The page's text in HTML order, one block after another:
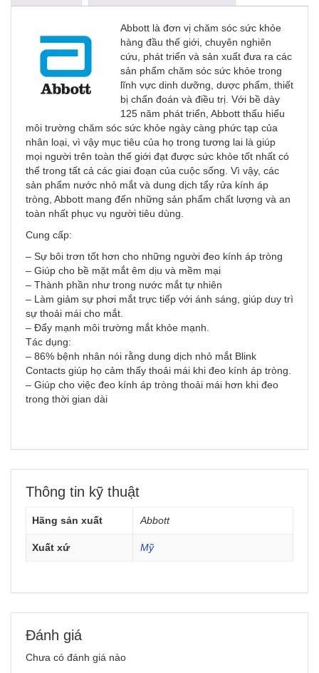
Abbott là đơn vị chăm sóc sức khỏe
hàng đầu thế giới, chuyên nghiên
cứu, phát triển và sản xuất đưa ra các
sản phẩm chăm sóc sức khỏe trong
lĩnh vực dinh dưỡng, dược phẩm, thiết
bị chẩn đoán và điều trị. Với bề dày
125 năm phát triển, Abbott thấu hiểu
môi trường chăm sóc sức khỏe ngày càng phức tạp của
nhân loại, vì vậy mục tiêu của họ trong tương lai là giúp
mọi người trên toàn thế giới đạt được sức khỏe tốt nhất có
thể trong tất cả các giai đoạn của cuộc sống. Vì vậy, các
sản phẩm nước nhỏ mắt và dung dịch tẩy rửa kính áp
tròng, Abbott mang đến những sản phẩm chất lượng và an
toàn nhất phục vụ người tiêu dùng.
Cung cấp:
– Sự bôi trơn tốt hơn cho những người đeo kính áp tròng
– Giúp cho bề mặt mắt êm dịu và mềm mại
– Thành phần như trong nước mắt tự nhiên
– Làm giảm sự phơi mắt trực tiếp với ánh sáng, giúp duy trì
sự thoải mái cho mắt.
– Đẩy mạnh môi trường mắt khỏe mạnh.
Tác dụng:
– 86% bệnh nhân nói rằng dung dịch nhỏ mắt Blink
Contacts giúp họ cảm thấy thoải mái khi đeo kính áp tròng.
– Giúp cho việc đeo kính áp tròng thoải mái hơn khi đeo
trong thời gian dài
Thông tin kỹ thuật
Hãng sản xuất Abbott
Xuất xứ Mỹ
Đánh giá
Chưa có đánh giá nào